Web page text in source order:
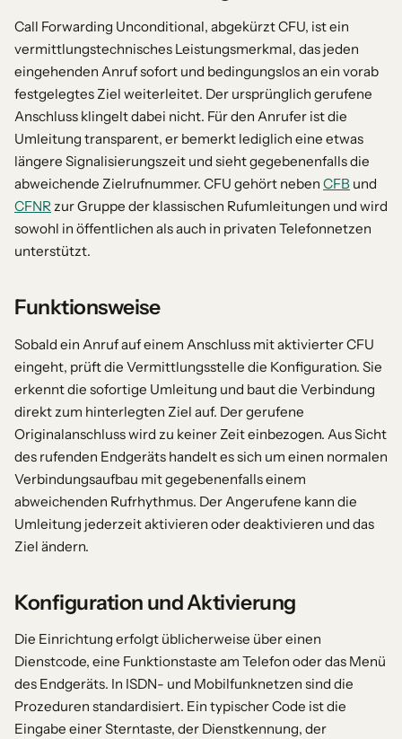
Call Forwarding Unconditional, abgekürzt CFU, ist ein
vermittlungstechnisches Leistungsmerkmal, das jeden
eingehenden Anruf sofort und bedingungslos an ein vorab
festgelegtes Ziel weiterleitet. Der ursprünglich gerufene
Anschluss klingelt dabei nicht. Für den Anrufer ist die
Umleitung transparent, er bemerkt lediglich eine etwas
längere Signalisierungszeit und sieht gegebenenfalls die
abweichende Zielrufnummer. CFU gehört neben CFB und
CFNRzur Gruppe der klassischen Rufumleitungen und wird
sowohl in öffentlichen als auch in privaten Telefonnetzen
unterstützt.
Funktionsweise
Sobald ein Anruf auf einem Anschluss mit aktivierter CFU
eingeht, prüft die Vermittlungsstelle die Konfiguration. Sie
erkennt die sofortige Umleitung und baut die Verbindung
direkt zum hinterlegten Ziel auf. Der gerufene
Originalanschluss wird zu keiner Zeit einbezogen. Aus Sicht
des rufenden Endgeräts handelt es sich um einen normalen
Verbindungsaufbau mit gegebenenfalls einem
abweichenden Rufrhythmus. Der Angerufene kann die
Umleitung jederzeit aktivieren oder deaktivieren und das
Ziel ändern.
Konfiguration und Aktivierung
Die Einrichtung erfolgt üblicherweise über einen
Dienstcode, eine Funktionstaste am Telefon oder das Menü
des Endgeräts. In ISDN- und Mobilfunknetzen sind die
Prozeduren standardisiert. Ein typischer Code ist die
Eingabe einer Sterntaste, der Dienstkennung, der